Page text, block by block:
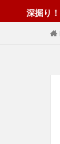
！ 太陽光発